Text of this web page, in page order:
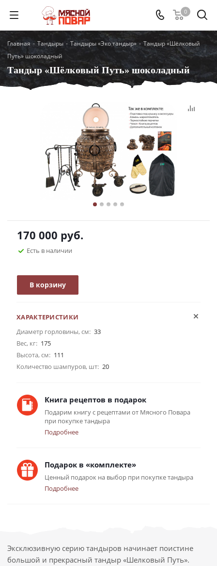
0
Главная - Тандыры - Тандыры «Эко тандыр» - Тандыр «Шёлковый
Путь» шоколадный
Тандыр «Шёлковый Путь» шоколадный
170 000 руб.
Есть в наличии
В корзину
ХАРАКТЕРИСТИКИ
Диаметр горловины, см: 33
Вес, кг: 175
Высота, см: 111
Количество шампуров, шт: 20
Книга рецептов в подарок
Подарим книгу с рецептами от Мясного Повара
при покупке тандыра
Подробнее
Подарок в «комплекте»
Ценный подарок на выбор при покупке тандыра
Подробнее
Эксклюзивную серию тандыров начинает поистине
большой и прекрасный тандыр «Шелковый Путь».